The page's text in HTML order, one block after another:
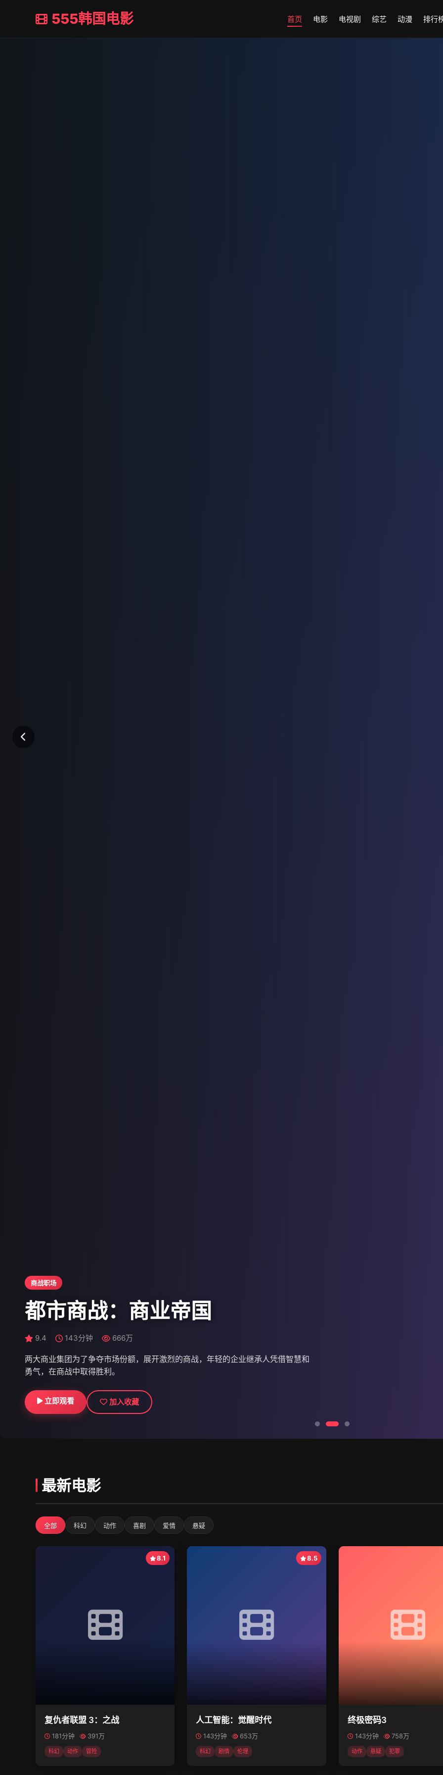
555韩国电影 首页 电影 电视剧 综艺 动漫 排行
9.7 52集 | 更新至44集
立即观看 加入收藏
商战职场
都市商战：商业帝国
9.4 143分钟 666万
两大商业集团为了争夺市场份额，展开激烈的商战，年轻的企业继承人凭借智慧和
勇气，在商战中取得胜利。
立即观看 加入收藏
9.4 157分钟 596万
立即观看 加入收藏
最新电影
全部 科幻 动作 喜剧 爱情 悬疑
8.1
复仇者联盟 3：之战
181分钟 391万
科幻 动作 冒险
8.5
人工智能：觉醒时代
143分钟 653万
科幻 剧情 伦理
终极密码3
143分钟 758万
动作 悬疑 犯罪